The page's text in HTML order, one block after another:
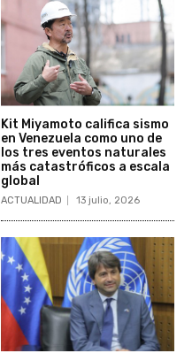
Kit Miyamoto califica sismo
en Venezuela como uno de
los tres eventos naturales
más catastróficos a escala
global
ACTUALIDAD 13 julio, 2026